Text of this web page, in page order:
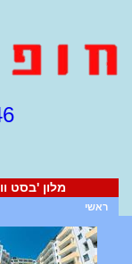
מלון 'בסט
ראשי